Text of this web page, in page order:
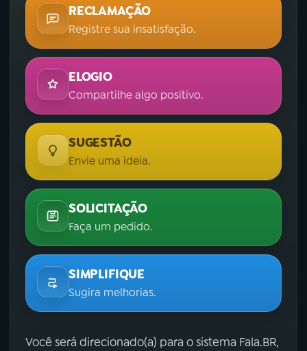
RECLAMAÇÃO
Registre sua insatisfação.
ELOGIO
Compartilhe algo positivo.
SUGESTÃO
Envie uma ideia.
SOLICITAÇÃO
Faça um pedido.
SIMPLIFIQUE
Sugira melhorias.
Você será direcionado(a) para o sistema Fala.BR,